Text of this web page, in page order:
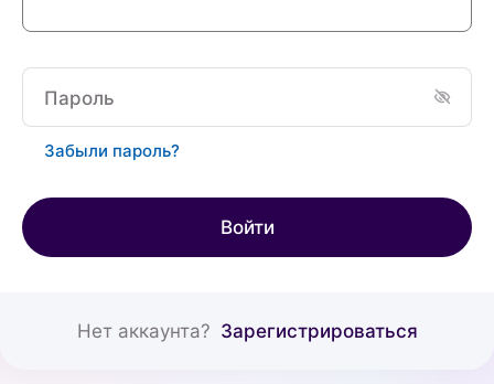
Пароль
Забыли пароль?
Войти
Нет аккаунта? Зарегистрироваться